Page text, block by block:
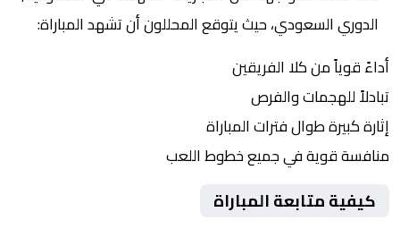
الدوري السعودي، حيث يتوقع المحللون أن تشهد المباراة:
أداءً قوياً من كلا الفريقين
تبادلاً للهجمات والفرص
إثارة كبيرة طوال فترات المباراة
منافسة قوية في جميع خطوط اللعب
كيفية متابعة المباراة